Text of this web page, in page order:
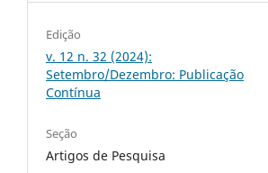
Edição
v. 12 n. 32 (2024):
Setembro/Dezembro: Publicação
Contínua
Seção
Artigos de Pesquisa